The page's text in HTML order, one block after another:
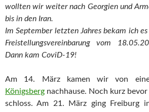
wollten wir weiter nach Georgien und
bis in den Iran.
Im September letzten Jahres bekam ich
Freistellungsvereinbarung vom
Dann kam CoviD-19!
Am 14. März kamen wir von
Königsberg nachhause. Noch kurz
schloss. Am 21. März ging Freiburg